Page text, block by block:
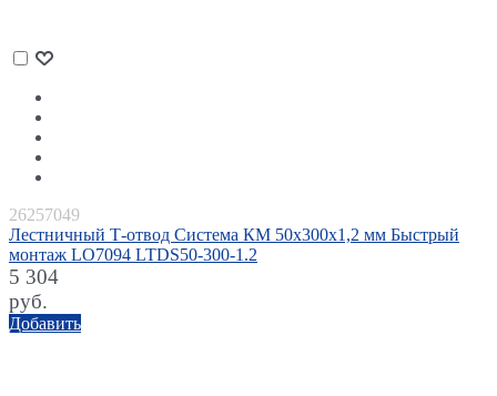
26257049
Лестничный Т-отвод Система КМ 50х300х1,2 мм Быстрый
монтаж LO7094 LTDS50-300-1.2
5 304
руб.
Добавить